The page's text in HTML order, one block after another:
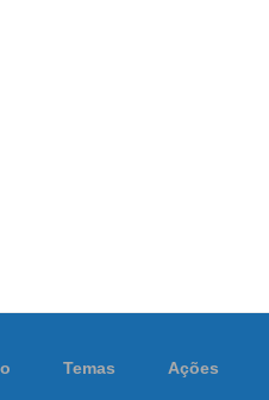
Temas Ações